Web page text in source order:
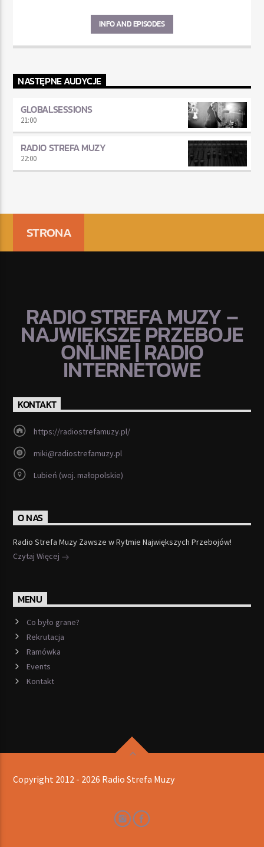
INFO AND EPISODES
NASTĘPNE AUDYCJE
GLOBALSESSIONS
21:00
RADIO STREFA MUZY
22:00
STRONA
RADIO STREFA MUZY –
NAJWIĘKSZE PRZEBOJE
ONLINE | RADIO
INTERNETOWE
KONTAKT
https://radiostrefamuzy.pl/
miki@radiostrefamuzy.pl
Lubień (woj. małopolskie)
O NAS
Radio Strefa Muzy Zawsze w Rytmie Największych Przebojów!
Czytaj Więcej
MENU
Co było grane?
Rekrutacja
Ramówka
Events
Kontakt
Copyright 2012 - 2026 Radio Strefa Muzy